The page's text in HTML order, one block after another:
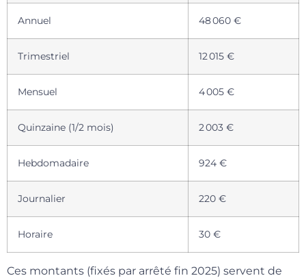
Annuel 48 060 €
Trimestriel 12 015 €
Mensuel 4 005 €
Quinzaine (1/2 mois) 2 003 €
Hebdomadaire 924 €
Journalier 220 €
Horaire 30 €
Ces montants (fixés par arrêté fin 2025) servent de